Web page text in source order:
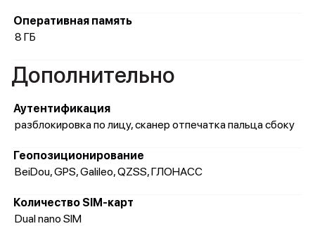
Оперативная память
8 ГБ
Дополнительно
Аутентификация
разблокировка по лицу, сканер отпечатка пальца сбоку
Геопозиционирование
BeiDou, GPS, Galileo, QZSS, ГЛОНАСС
Количество SIM-карт
Dual nano SIM